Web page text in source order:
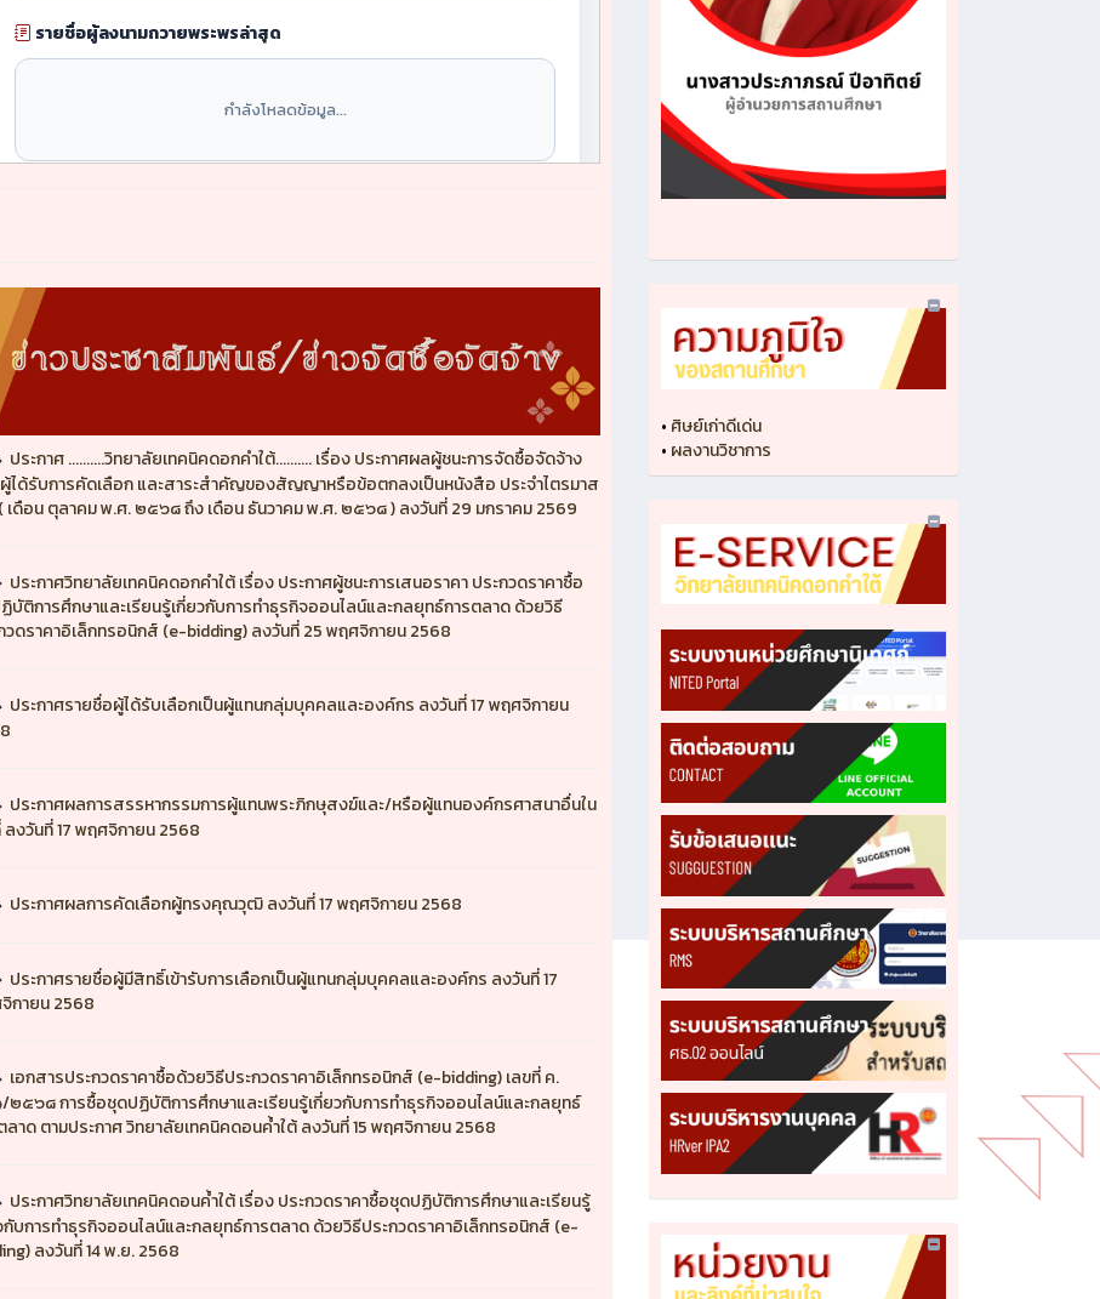
ประกาศ ..........วิทยาลัยเทคนิคดอกคำใต้.......... เรื่อง ประกาศผลผู้ชนะการจัดซื้อจัดจ้าง
ได้รับการคัดเลือก และสาระสำคัญของสัญญาหรือข้อตกลงเป็นหนังสือ ประจำไตรมาส
เดือน ตุลาคม พ.ศ. ๒๕๖๘ ถึง เดือน ธันวาคม พ.ศ. ๒๕๖๘ ) ลงวันที่ 29 มกราคม 2569
ประกาศวิทยาลัยเทคนิคดอกคำใต้ เรื่อง ประกาศผู้ชนะการเสนอราคา ประกวดราคาซื้อ
บัติการศึกษาและเรียนรู้เกี่ยวกับการทำธุรกิจออนไลน์และกลยุทธ์การตลาด ด้วยวิธี
วดราคาอิเล็กทรอนิกส์ (e-bidding) ลงวันที่ 25 พฤศจิกายน 2568
ประกาศรายชื่อผู้ได้รับเลือกเป็นผู้แทนกลุ่มบุคคลและองค์กร ลงวันที่ 17 พฤศจิกายน
ประกาศผลการสรรหากรรมการผู้แทนพระภิกษุสงฆ์และ/หรือผู้แทนองค์กรศาสนาอื่นใน
งวันที่ 17 พฤศจิกายน 2568
ประกาศผลการคัดเลือกผู้ทรงคุณวุฒิ ลงวันที่ 17 พฤศจิกายน 2568
ประกาศรายชื่อผู้มีสิทธิ์เข้ารับการเลือกเป็นผู้แทนกลุ่มบุคคลและองค์กร ลงวันที่ 17
กายน 2568
เอกสารประกวดราคาซื้อด้วยวิธีประกวดราคาอิเล็กทรอนิกส์ (e-bidding) เลขที่ ค.
๒๕๖๘ การซื้อชุดปฏิบัติการศึกษาและเรียนรู้เกี่ยวกับการทำธุรกิจออนไลน์และกลยุทธ์
ลาด ตามประกาศ วิทยาลัยเทคนิคดอนค้ำใต้ ลงวันที่ 15 พฤศจิกายน 2568
ประกาศวิทยาลัยเทคนิคดอนค้ำใต้ เรื่อง ประกวดราคาซื้อชุดปฏิบัติการศึกษาและเรียนรู้
กับการทำธุรกิจออนไลน์และกลยุทธ์การตลาด ด้วยวิธีประกวดราคาอิเล็กทรอนิกส์ (e-
ลงวันที่ 14 พ.ย. 2568
• ศิษย์เก่าดีเด่น
• ผลงานวิชาการ